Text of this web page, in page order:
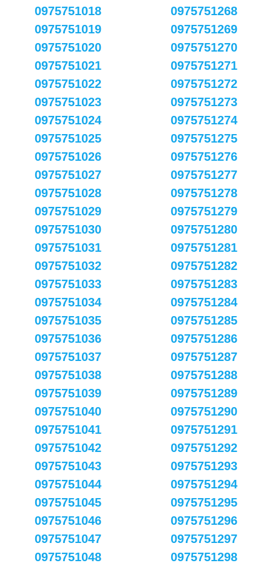
0975751018
0975751019
0975751020
0975751021
0975751022
0975751023
0975751024
0975751025
0975751026
0975751027
0975751028
0975751029
0975751030
0975751031
0975751032
0975751033
0975751034
0975751035
0975751036
0975751037
0975751038
0975751039
0975751040
0975751041
0975751042
0975751043
0975751044
0975751045
0975751046
0975751047
0975751048
0975751268
0975751269
0975751270
0975751271
0975751272
0975751273
0975751274
0975751275
0975751276
0975751277
0975751278
0975751279
0975751280
0975751281
0975751282
0975751283
0975751284
0975751285
0975751286
0975751287
0975751288
0975751289
0975751290
0975751291
0975751292
0975751293
0975751294
0975751295
0975751296
0975751297
0975751298